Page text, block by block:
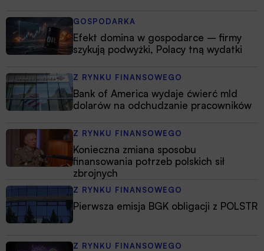
GOSPODARKA
Efekt domina w gospodarce – firmy
szykują podwyżki, Polacy tną wydatki
Z RYNKU FINANSOWEGO
Bank of America wydaje ćwierć mld
dolarów na odchudzanie pracowników
Z RYNKU FINANSOWEGO
Konieczna zmiana sposobu
finansowania potrzeb polskich sił
zbrojnych
Z RYNKU FINANSOWEGO
Pierwsza emisja BGK obligacji z POLSTR
Z RYNKU FINANSOWEGO